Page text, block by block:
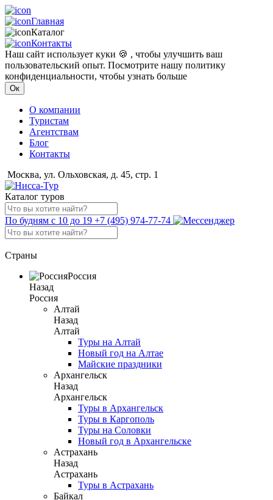
Главная
Каталог
Контакты
Наш сайт использует куки 🍪 , чтобы улучшить ваш
пользовательский опыт. Посмотрите нашу политику
конфиденциальности, чтобы узнать больше
Ок
О компании
Туристам
Агентствам
Блог
Контакты
Москва, ул. Ольховская, д. 45, стр. 1
Каталог туров
По будням с 10 до 19 +7 (495) 974-77-74
Страны
Россия
Назад
Россия
Алтай
Назад
Алтай
Туры на Алтай
Новый год на Алтае
Майские праздники
Архангельск
Назад
Архангельск
Туры в Архангельск
Туры в Каргополь
Туры на Соловки
Новый год в Архангельске
Астрахань
Назад
Астрахань
Туры в Астрахань
Байкал